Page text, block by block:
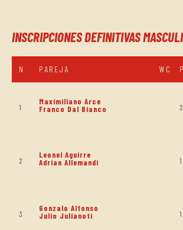
INSCRIPCIONES DEFINITIVAS
N PAREJA WC
1
Maximiliano Arce
Franco Dal Bianco
2
Leonel Aguirre
Adrian Allemandi
3
Gonzalo Alfonso
Julio Julianoti